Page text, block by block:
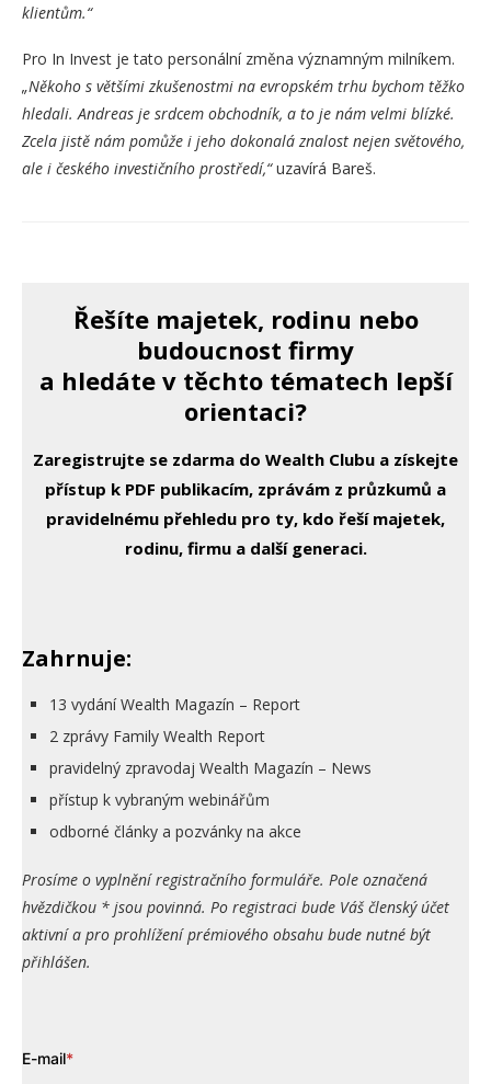
klientům.“
Pro In Invest je tato personální změna významným milníkem.
„Někoho s většími zkušenostmi na evropském trhu bychom těžko
hledali. Andreas je srdcem obchodník, a to je nám velmi blízké.
Zcela jistě nám pomůže i jeho dokonalá znalost nejen světového,
ale i českého investičního prostředí,“uzavírá Bareš.
Řešíte majetek, rodinu nebo
budoucnost firmy
a hledáte v těchto tématech lepší
orientaci?
Zaregistrujte se zdarma do Wealth Clubu a získejte
přístup k PDF publikacím, zprávám z průzkumů a
pravidelnému přehledu pro ty, kdo řeší majetek,
rodinu, firmu a další generaci.
Zahrnuje:
13 vydání Wealth Magazín – Report
2 zprávy Family Wealth Report
pravidelný zpravodaj Wealth Magazín – News
přístup k vybraným webinářům
odborné články a pozvánky na akce
Prosíme o vyplnění registračního formuláře. Pole označená
hvězdičkou * jsou povinná. Po registraci bude Váš členský účet
aktivní a pro prohlížení prémiového obsahu bude nutné být
přihlášen.
E-mail*